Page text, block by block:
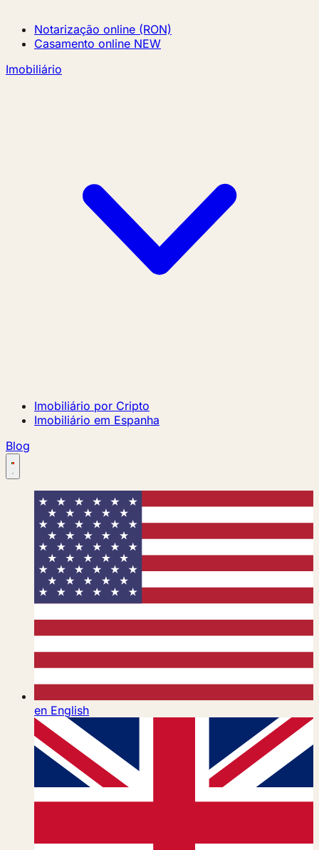
Notarização online (RON)
Casamento online NEW
Imobiliário
Imobiliário por Cripto
Imobiliário em Espanha
Blog
en English